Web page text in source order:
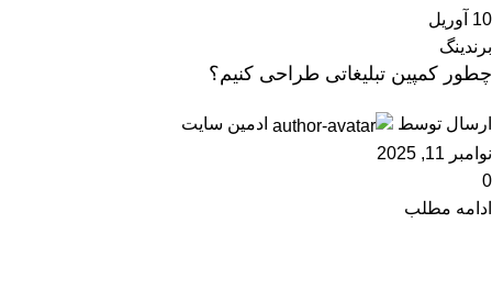
10 آوریل
برندینگ
چطور کمپین تبلیغاتی طراحی کنیم؟
ارسال توسط
ادمین سایت
نوامبر 11, 2025
0
ادامه مطلب